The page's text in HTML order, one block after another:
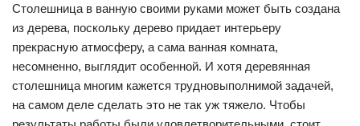
Столешница в ванную своими руками может быть создана
из дерева, поскольку дерево придает интерьеру
прекрасную атмосферу, а сама ванная комната,
несомненно, выглядит особенной. И хотя деревянная
столешница многим кажется трудновыполнимой задачей,
на самом деле сделать это не так уж тяжело. Чтобы